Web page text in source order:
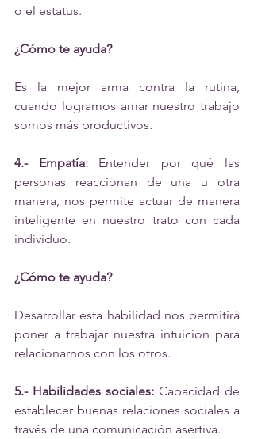
o el estatus.
¿Cómo te ayuda?
Es la mejor arma contra la rutina,
cuando logramos amar nuestro trabajo
somos más productivos.
4.- Empatía: Entender por qué las
personas reaccionan de una u otra
manera, nos permite actuar de manera
inteligente en nuestro trato con cada
individuo.
¿Cómo te ayuda?
Desarrollar esta habilidad nos permitirá
poner a trabajar nuestra intuición para
relacionarnos con los otros.
5.- Habilidades sociales: Capacidad de
establecer buenas relaciones sociales a
través de una comunicación asertiva.